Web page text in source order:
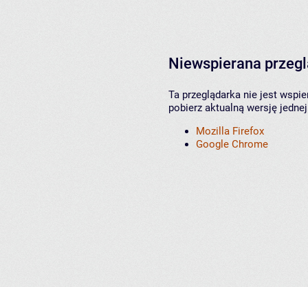
Niewspierana
Ta przeglądarka nie jest
pobierz aktualną wersję
Mozilla Firefox
Google Chrome